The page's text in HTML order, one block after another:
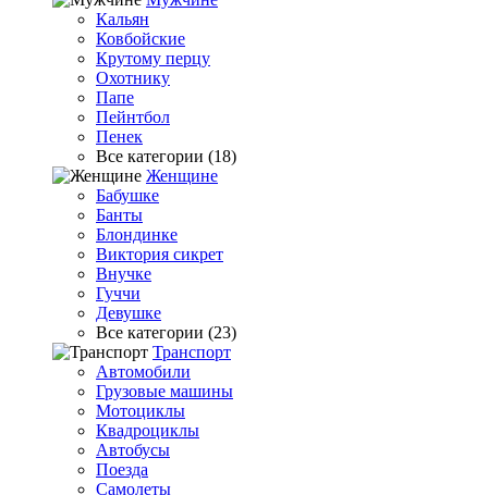
Кальян
Ковбойские
Крутому перцу
Охотнику
Папе
Пейнтбол
Пенек
Все категории (18)
Женщине
Бабушке
Банты
Блондинке
Виктория сикрет
Внучке
Гуччи
Девушке
Все категории (23)
Транспорт
Автомобили
Грузовые машины
Мотоциклы
Квадроциклы
Автобусы
Поезда
Самолеты